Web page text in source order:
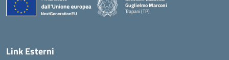
Guglielmo Marconi
Trapani (TP)
Link Esterni